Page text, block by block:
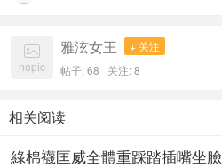

nopic
雅泫女王
+ 关注
帖子: 68 关注:8
相关阅读
綠棉襪匡威全體重踩踏插嘴坐臉